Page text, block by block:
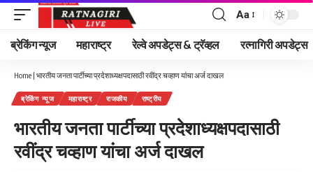
Font
Resizer
Aa
ब्रेकिंग न्यूज महाराष्ट्र रेल्वे अपडेट्स & ट्रॅव्हल रत्नागिरी अपडेट्स
Home | भारतीय जनता पार्टीच्या प्रदेशाध्यक्षपदासाठी रवींद्र चव्हाण यांचा अर्ज दाखल
ब्रेकिंग न्यूज महाराष्ट्र राजकीय राष्ट्रीय
भारतीय जनता पार्टीच्या प्रदेशाध्यक्षपदासाठी
रवींद्र चव्हाण यांचा अर्ज दाखल